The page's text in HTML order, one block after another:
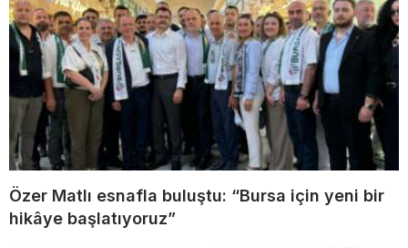
Özer Matlı esnafla buluştu: “Bursa için yeni bir
hikâye başlatıyoruz”